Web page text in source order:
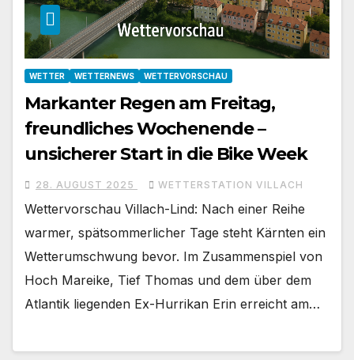
WETTER WETTERNEWS WETTERVORSCHAU
Markanter Regen am Freitag,
freundliches Wochenende –
unsicherer Start in die Bike Week
28. AUGUST 2025 WETTERSTATION VILLACH
Wettervorschau Villach-Lind: Nach einer Reihe
warmer, spätsommerlicher Tage steht Kärnten ein
Wetterumschwung bevor. Im Zusammenspiel von
Hoch Mareike, Tief Thomas und dem über dem
Atlantik liegenden Ex-Hurrikan Erin erreicht am…